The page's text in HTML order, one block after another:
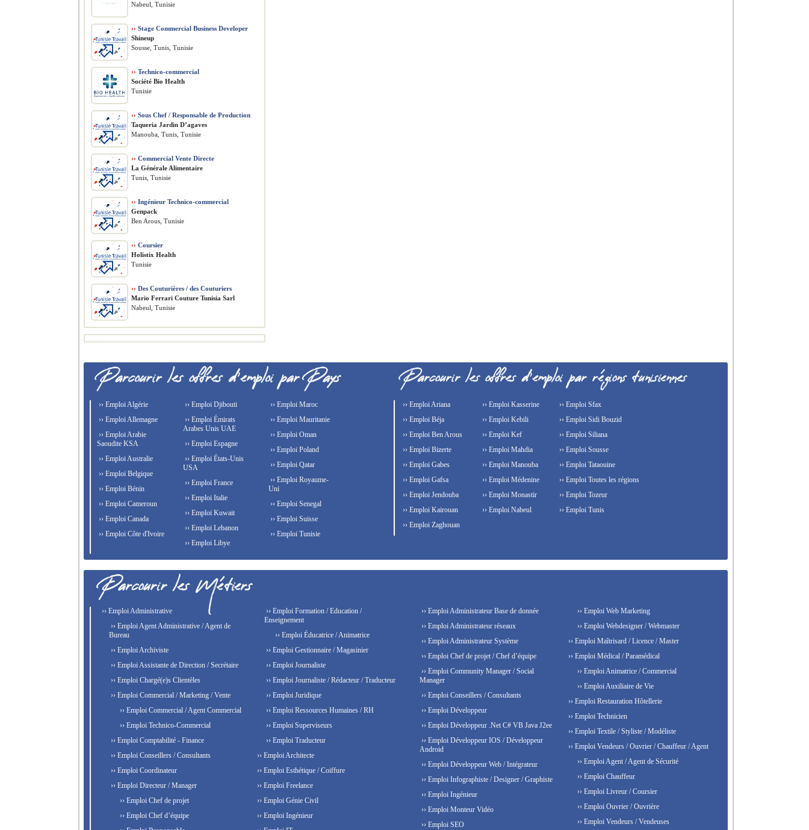
Nabeul, Tunisie
›› Stage Commercial Business Developer
Shineup
Sousse, Tunis, Tunisie
›› Technico-commercial
Société Bio Health
Tunisie
›› Sous Chef / Responsable de Production
Taqueria Jardin D’agaves
Manouba, Tunis, Tunisie
›› Commercial Vente Directe
La Générale Alimentaire
Tunis, Tunisie
›› Ingénieur Technico-commercial
Genpack
Ben Arous, Tunisie
›› Coursier
Holistix Health
Tunisie
›› Des Couturières / des Couturiers
Mario Ferrari Couture Tunisia Sarl
Nabeul, Tunisie
›› Emploi Algérie
›› Emploi Allemagne
›› Emploi Arabie
Saoudite KSA
›› Emploi Australie
›› Emploi Belgique
›› Emploi Bénin
›› Emploi Cameroun
›› Emploi Canada
›› Emploi Côte d'Ivoire
›› Emploi Djibouti
›› Emploi Émirats
Arabes Unis UAE
›› Emploi Espagne
›› Emploi États-Unis
USA
›› Emploi France
›› Emploi Italie
›› Emploi Kuwait
›› Emploi Lebanon
›› Emploi Libye
›› Emploi Maroc
›› Emploi Mauritanie
›› Emploi Oman
›› Emploi Poland
›› Emploi Qatar
›› Emploi Royaume-
Uni
›› Emploi Senegal
›› Emploi Suisse
›› Emploi Tunisie
›› Emploi Ariana
›› Emploi Béja
›› Emploi Ben Arous
›› Emploi Bizerte
›› Emploi Gabes
›› Emploi Gafsa
›› Emploi Jendouba
›› Emploi Kairouan
›› Emploi Kasserine
›› Emploi Kebili
›› Emploi Kef
›› Emploi Mahdia
›› Emploi Manouba
›› Emploi Médenine
›› Emploi Monastir
›› Emploi Nabeul
›› Emploi Sfax
›› Emploi Sidi Bouzid
›› Emploi Siliana
›› Emploi Sousse
›› Emploi Tataouine
›› Emploi Toutes les régions
›› Emploi Tozeur
›› Emploi Tunis
›› Emploi Zaghouan
›› Emploi Administrative
›› Emploi Agent Administrative / Agent de
Bureau
›› Emploi Archiviste
›› Emploi Assistante de Direction / Secrétaire
›› Emploi Chargé(e)s Clientèles
›› Emploi Commercial / Marketing / Vente
›› Emploi Commercial / Agent Commercial
›› Emploi Technico-Commercial
›› Emploi Comptabilité - Finance
›› Emploi Conseillers / Consultants
›› Emploi Coordinateur
›› Emploi Directeur / Manager
›› Emploi Chef de projet
›› Emploi Chef d’équipe
›› Emploi Formation / Education /
Enseignement
›› Emploi Éducatrice / Animatrice
›› Emploi Gestionnaire / Magasinier
›› Emploi Journaliste
›› Emploi Journaliste / Rédacteur / Traducteur
›› Emploi Juridique
›› Emploi Ressources Humaines / RH
›› Emploi Superviseurs
›› Emploi Traducteur
›› Emploi Architecte
›› Emploi Esthétique / Coiffure
›› Emploi Freelance
›› Emploi Génie Civil
›› Emploi Ingénieur
›› Emploi Administrateur Base de donnée
›› Emploi Administrateur réseaux
›› Emploi Administrateur Système
›› Emploi Chef de projet / Chef d’équipe
›› Emploi Community Manager / Social
Manager
›› Emploi Conseillers / Consultants
›› Emploi Développeur
›› Emploi Développeur .Net C# VB Java J2ee
›› Emploi Développeur IOS / Développeur
Android
›› Emploi Développeur Web / Intégrateur
›› Emploi Infographiste / Designer / Graphiste
›› Emploi Ingénieur
›› Emploi Monteur Vidéo
›› Emploi SEO
›› Emploi Web Marketing
›› Emploi Webdesigner / Webmaster
›› Emploi Maîtrisard / Licence / Master
›› Emploi Médical / Paramédical
›› Emploi Animatrice / Commercial
›› Emploi Auxiliaire de Vie
›› Emploi Restauration Hôtellerie
›› Emploi Technicien
›› Emploi Textile / Styliste / Modéliste
›› Emploi Vendeurs / Ouvrier / Chauffeur / Agent
›› Emploi Agent / Agent de Sécurité
›› Emploi Chauffeur
›› Emploi Livreur / Coursier
›› Emploi Ouvrier / Ouvrière
›› Emploi Vendeurs / Vendeuses